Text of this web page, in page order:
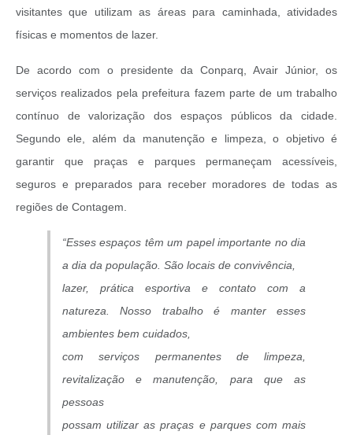
visitantes que utilizam as áreas para caminhada, atividades
físicas e momentos de lazer.
De acordo com o presidente da Conparq, Avair Júnior, os
serviços realizados pela prefeitura fazem parte de um trabalho
contínuo de valorização dos espaços públicos da cidade.
Segundo ele, além da manutenção e limpeza, o objetivo é
garantir que praças e parques permaneçam acessíveis,
seguros e preparados para receber moradores de todas as
regiões de Contagem.
“Esses espaços têm um papel importante no dia
a dia da população. São locais de convivência,
lazer, prática esportiva e contato com a
natureza. Nosso trabalho é manter esses
ambientes bem cuidados,
com serviços permanentes de limpeza,
revitalização e manutenção, para que as
pessoas
possam utilizar as praças e parques com mais